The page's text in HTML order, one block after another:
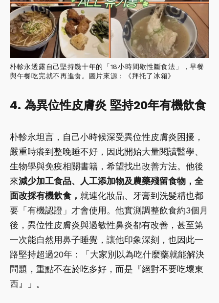
朴軫永透露自己堅持幾十年的「18小時間歇性斷食法」，早餐
與午餐吃完就不再進食。圖片來源：《拜托了冰箱》
4. 為異位性皮膚炎 堅持20年有機飲食
朴軫永坦言，自己小時候深受異位性皮膚炎困擾，
嚴重時癢到整晚睡不好，因此開始大量閱讀醫學、
生物學與免疫相關書籍，希望找出改善方法。他後
來減少加工食品、人工添加物及農藥殘留食物，全
面改採有機飲食， 就連化妝品、牙膏到洗髮精也都
要「有機認證」才會使用。他實測調整飲食約3個月
後，異位性皮膚炎與過敏性鼻炎都有改善，甚至第
一次能自然用鼻子睡覺，讓他印象深刻，也因此一
路堅持超過20年：「大家別以為吃什麼藥就能解決
問題，重點不在於吃多好，而是『絕對不要吃壞東
西』」。